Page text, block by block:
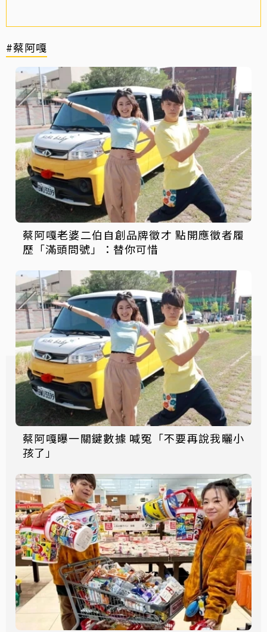
#蔡阿嘎
蔡阿嘎老婆二伯自創品牌徵才 點開應徵者履
歷「滿頭問號」：替你可惜
蔡阿嘎曝一關鍵數據 喊冤「不要再說我曬小
孩了」